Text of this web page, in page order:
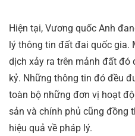
Hiện tại, Vương quốc Anh
lý thông tin đất đai quốc
dịch xảy ra trên mảnh đất
kỷ. Những thông tin đó đều
toàn bộ những đơn vị hoạt
sản và chính phủ cũng đồng
hiệu quả về pháp lý.